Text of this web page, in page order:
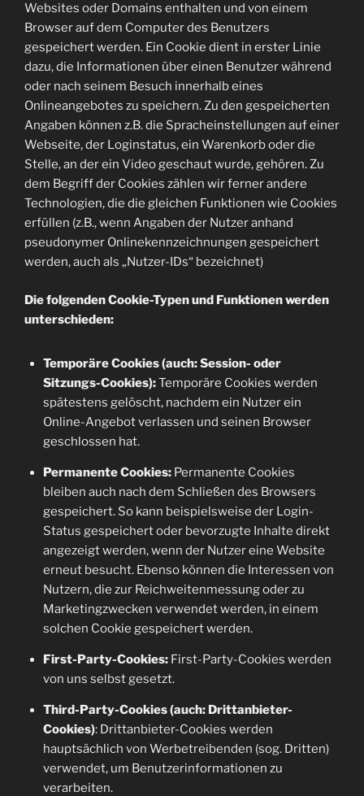
Websites oder Domains enthalten und von einem
Browser auf dem Computer des Benutzers
gespeichert werden. Ein Cookie dient in erster Linie
dazu, die Informationen über einen Benutzer während
oder nach seinem Besuch innerhalb eines
Onlineangebotes zu speichern. Zu den gespeicherten
Angaben können z.B. die Spracheinstellungen auf einer
Webseite, der Loginstatus, ein Warenkorb oder die
Stelle, an der ein Video geschaut wurde, gehören. Zu
dem Begriff der Cookies zählen wir ferner andere
Technologien, die die gleichen Funktionen wie Cookies
erfüllen (z.B., wenn Angaben der Nutzer anhand
pseudonymer Onlinekennzeichnungen gespeichert
werden, auch als „Nutzer-IDs“ bezeichnet)
Die folgenden Cookie-Typen und Funktionen werden
unterschieden:
Temporäre Cookies (auch: Session- oder
Sitzungs-Cookies):Temporäre Cookies werden
spätestens gelöscht, nachdem ein Nutzer ein
Online-Angebot verlassen und seinen Browser
geschlossen hat.
Permanente Cookies:Permanente Cookies
bleiben auch nach dem Schließen des Browsers
gespeichert. So kann beispielsweise der Login-
Status gespeichert oder bevorzugte Inhalte direkt
angezeigt werden, wenn der Nutzer eine Website
erneut besucht. Ebenso können die Interessen von
Nutzern, die zur Reichweitenmessung oder zu
Marketingzwecken verwendet werden, in einem
solchen Cookie gespeichert werden.
First-Party-Cookies:First-Party-Cookies werden
von uns selbst gesetzt.
Third-Party-Cookies (auch: Drittanbieter-
Cookies): Drittanbieter-Cookies werden
hauptsächlich von Werbetreibenden (sog. Dritten)
verwendet, um Benutzerinformationen zu
verarbeiten.